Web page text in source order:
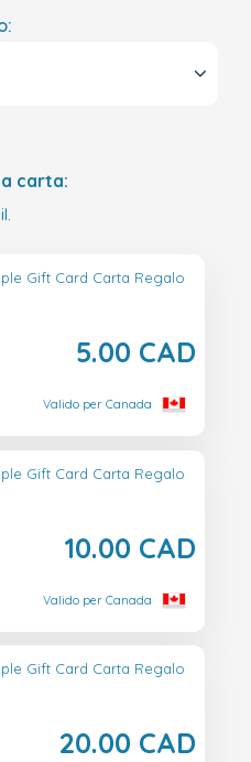
carta:
Gift Card Carta Regalo
5.00 CAD
Valido per Canada
Gift Card Carta Regalo
10.00 CAD
Valido per Canada
Gift Card Carta Regalo
20.00 CAD